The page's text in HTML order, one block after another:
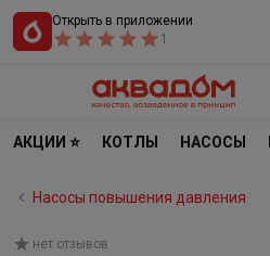
Открыть в приложении
1
АКЦИИ ⭐ КОТЛЫ НАСОСЫ
Насосы повышения давления
нет отзывов